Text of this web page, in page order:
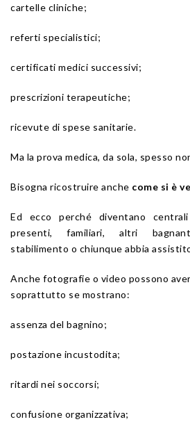
cartelle cliniche;
referti specialistici;
certificati medici successivi;
prescrizioni terapeutiche;
ricevute di spese sanitarie.
Ma la prova medica, da sola, spesso
Bisogna ricostruire anche come si è
Ed ecco perché diventano
presenti, familiari, altri
stabilimento o chiunque abbia
Anche fotografie o video possono
soprattutto se mostrano:
assenza del bagnino;
postazione incustodita;
ritardi nei soccorsi;
confusione organizzativa;